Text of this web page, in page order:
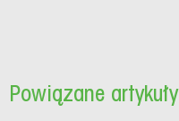
Powiązane artykuły